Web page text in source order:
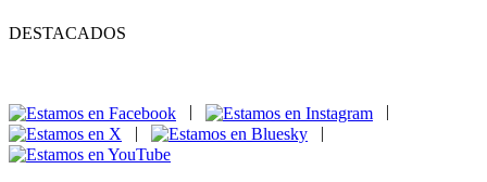
DESTACADOS
|
|